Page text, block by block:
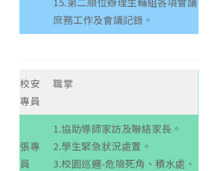
庶務工作及會議記錄。
校安
專員
職掌
張專
員
1.協助導師家訪及聯絡家長。
2.學生緊急狀況處置。
3.校園巡邏-危險死角、積水處、